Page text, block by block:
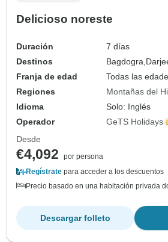
Delicioso noreste
Duración
7 días
Destinos
Bagdogra,
Franja de edad
Todas las
Regiones
Montañas del
Idioma
Solo: Inglés
Operador
GeTS Holidays
Desde
€4,092
por persona
Regístrate para acceder a los descuentos
Precio basado en una habitación privada
Descargar folleto